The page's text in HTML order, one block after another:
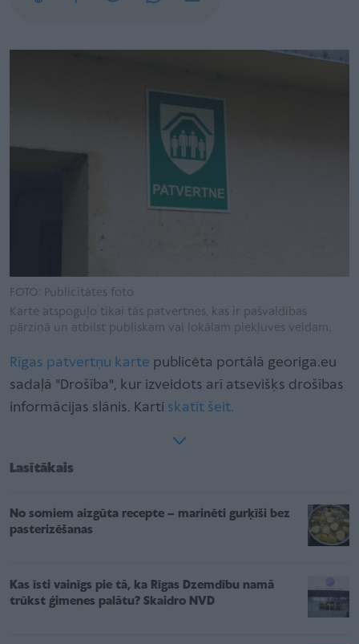
FOTO: Publicitātes foto
Karte atspoguļo tikai tās patvertnes, kas ir pašvaldības
pārziņā un atbilst publiskam vai lokālam piekļuves veidam.
Rīgas patvertņu karte publicēta portālā georiga.eu
sadaļā "Drošība", kur izveidots arī atsevišķs drošības
informācijas slānis. Karti skatīt šeit.
Lasītākais
No somiem aizgūta recepte – marinēti gurķīši bez
pasterizēšanas
Kas īsti vainīgs pie tā, ka Rīgas Dzemdību namā
trūkst ģimenes palātu? Skaidro NVD